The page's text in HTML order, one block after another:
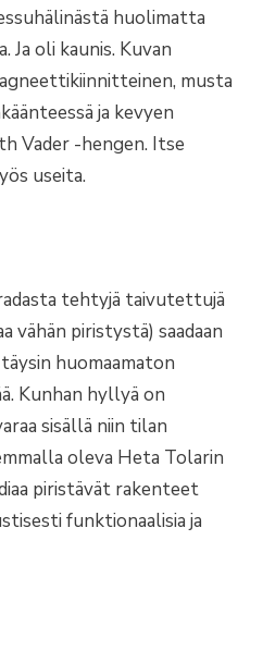
huolimatta
oli kaunis. Kuvan
musta
ja kevyen
Vader -hengen. Itse
useita.
tehtyjä taivutettujä
vähän piristystä) saadaan
huomaamaton
Kunhan hyllyä on
sisällä niin tilan
oleva Heta Tolarin
piristävät rakenteet
funktionaalisia ja